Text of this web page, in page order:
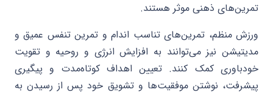
تمرین‌های ذهنی موثر هستند.
ورزش منظم، تمرین‌های تناسب اندام و تمرین تنفس عمیق و
مدیتیشن نیز می‌توانند به افزایش انرژی و روحیه و تقویت
خودباوری کمک کنند. تعیین اهداف کوتاه‌مدت و پیگیری
پیشرفت، نوشتن موفقیت‌ها و تشویق خود پس از رسیدن به